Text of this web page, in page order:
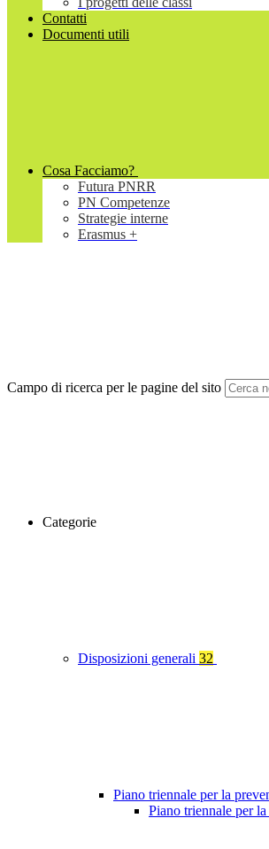
Contatti
Documenti utili
Cosa Facciamo?
Futura PNRR
PN Competenze
Strategie interne
Erasmus +
Campo di ricerca per le pagine del sito
Categorie
Disposizioni generali 32
Piano triennale per la
Piano triennale per